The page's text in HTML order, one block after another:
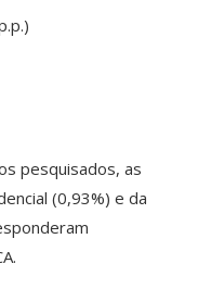
pesquisados, as
(0,93%) e da